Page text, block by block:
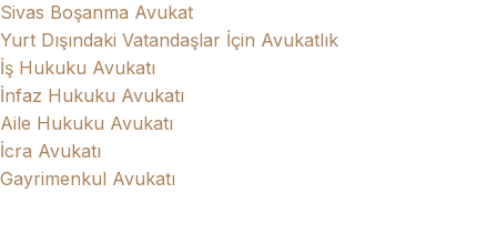
Sivas Boşanma Avukat
Yurt Dışındaki Vatandaşlar İçin Avukatlık
İş Hukuku Avukatı
İnfaz Hukuku Avukatı
Aile Hukuku Avukatı
İcra Avukatı
Gayrimenkul Avukatı